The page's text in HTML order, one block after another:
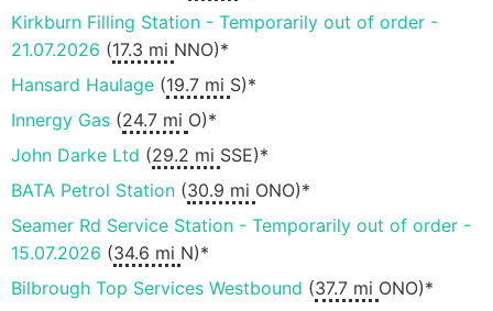
Kirkburn Filling Station - Temporarily out of order -
21.07.2026 (17.3 mi NNO)*
Hansard Haulage (19.7 mi S)*
Innergy Gas (24.7 mi O)*
John Darke Ltd (29.2 mi SSE)*
BATA Petrol Station (30.9 mi ONO)*
Seamer Rd Service Station - Temporarily out of order -
15.07.2026 (34.6 mi N)*
Bilbrough Top Services Westbound (37.7 mi ONO)*